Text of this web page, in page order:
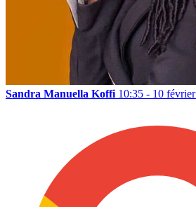
Sandra Manuella Koffi 10:35 - 10